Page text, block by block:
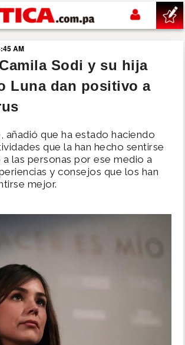
principal
AM
Sodi y su hija
Luna dan positivo a
añadió que ha estado haciendo
que la han hecho sentirse
las personas por ese medio a
y consejos que los han
mejor.